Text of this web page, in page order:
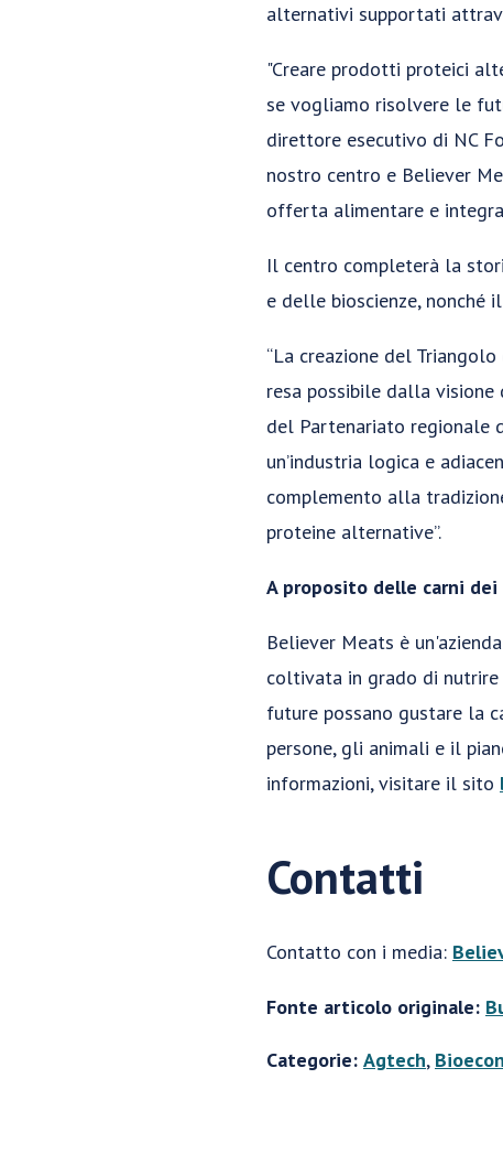
alternativi supportati
"Creare prodotti proteici
se vogliamo risolvere le
direttore esecutivo di NC
nostro centro e Believer
offerta alimentare e
Il centro completerà la
e delle bioscienze, nonché
“La creazione del
resa possibile dalla visione
del Partenariato regionale
un’industria logica e
complemento alla
proteine alternative”.
A proposito delle carni
Believer Meats è
coltivata in grado di nutrire
future possano gustare la
persone, gli animali e il
informazioni, visitare il sito
Contatti
Contatto con i media:
Fonte articolo originale:
Categorie: Agtech,